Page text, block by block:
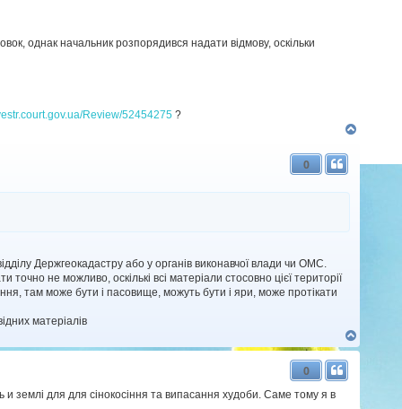
однак начальник розпорядився надати відмову, оскільки
Review/52454275 ?
о
0
Держгеокадастру або у органів виконавчої влади чи ОМС.
не можливо, оскількі всі матеріали стосовно цієї території
там може бути і пасовище, можуть бути і яри, може протікати
матеріалів
о
0
землі для для сінокосіння та випасання худоби. Саме тому я в